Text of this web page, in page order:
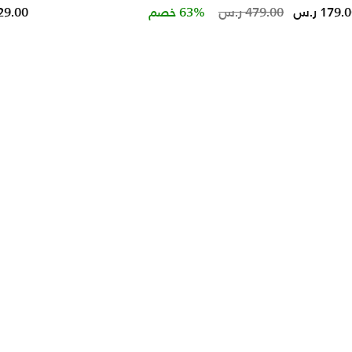
Price reduced from
479.00 ر.س
to ر.س 63% خصم
from